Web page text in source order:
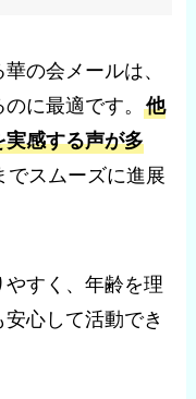
の会メールは、
のに最適です。他
感する声が多
でスムーズに進展
すく、年齢を理
心して活動でき